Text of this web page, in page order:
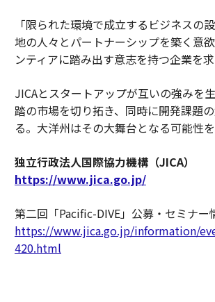
「限られた環境で成立するビジネスの
地の人々とパートナーシップを築く意
ンティアに踏み出す意志を持つ企業を求
JICAとスタートアップが互いの強みを
踏の市場を切り拓き、同時に開発課題
る。大洋州はその大舞台となる可能性を
独立行政法人国際協力機構（JICA）
https://www.jica.go.jp/
第二回「Pacific-DIVE」公募・セミナー
https://www.jica.go.jp/information/
420.html